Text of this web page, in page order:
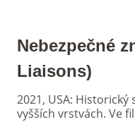
Nebezpečné
Liaisons)
2021, USA:
vyšších vrstvách. Ve